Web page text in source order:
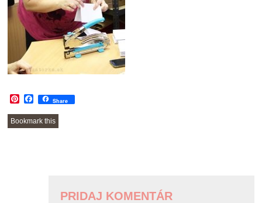
Pinterest
Facebook
Share
Bookmark this
PRIDAJ KOMENTÁR